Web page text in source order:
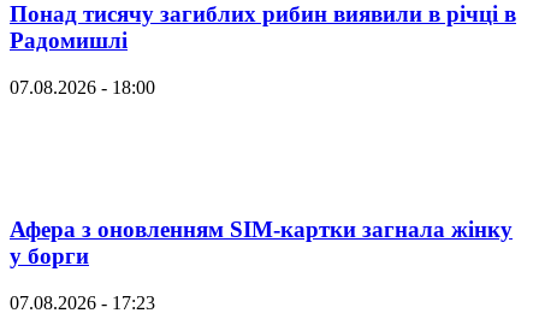
Понад тисячу загиблих рибин виявили в річці в
Радомишлі
07.08.2026 - 18:00
Афера з оновленням SIM-картки загнала жінку
у борги
07.08.2026 - 17:23